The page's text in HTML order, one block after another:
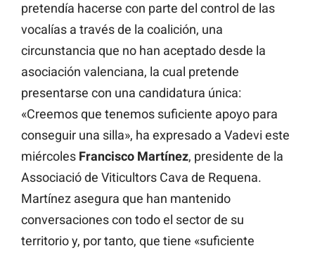
pretendía hacerse con parte del control de las
vocalías a través de la coalición, una
circunstancia que no han aceptado desde la
asociación valenciana, la cual pretende
presentarse con una candidatura única:
«Creemos que tenemos suficiente apoyo para
conseguir una silla», ha expresado a Vadevi este
miércoles Francisco Martínez, presidente de la
Associació de Viticultors Cava de Requena.
Martínez asegura que han mantenido
conversaciones con todo el sector de su
territorio y, por tanto, que tiene «suficiente